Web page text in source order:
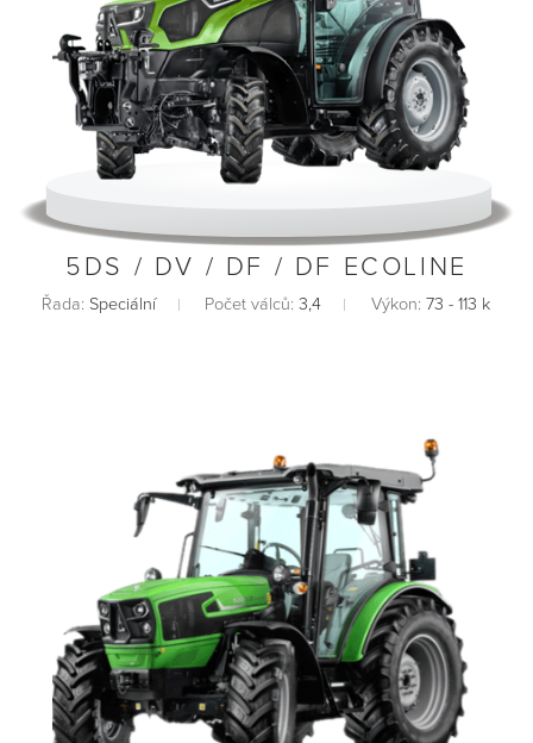
5DS / DV / DF / DF ECOLINE
Řada: Speciální Počet válců: 3,4 Výkon: 73 - 113 k